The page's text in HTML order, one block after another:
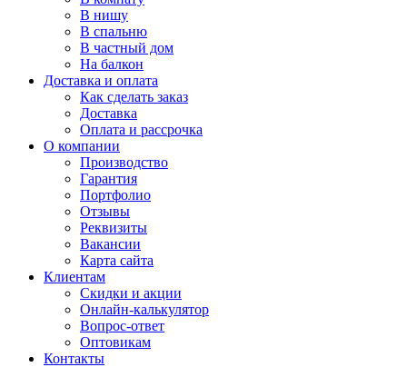
В нишу
В спальню
В частный дом
На балкон
Доставка и оплата
Как сделать заказ
Доставка
Оплата и рассрочка
О компании
Производство
Гарантия
Портфолио
Отзывы
Реквизиты
Вакансии
Карта сайта
Клиентам
Скидки и акции
Онлайн-калькулятор
Вопрос-ответ
Оптовикам
Контакты